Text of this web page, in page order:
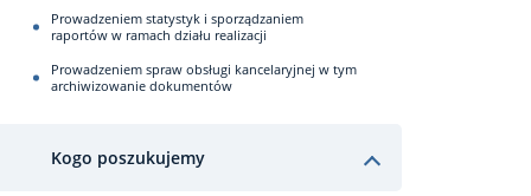
Prowadzeniem statystyk i sporządzaniem
raportów w ramach działu realizacji
Prowadzeniem spraw obsługi kancelaryjnej w tym
archiwizowanie dokumentów
Kogo poszukujemy